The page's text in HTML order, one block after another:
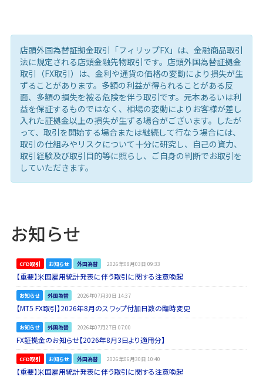
店頭外国為替証拠金取引「フィリップFX」は、金融商品取引
法に規定される店頭金融先物取引です。店頭外国為替証拠金
取引（FX取引）は、金利や通貨の価格の変動により損失が生
ずることがあります。多額の利益が得られることがある反
面、多額の損失を被る危険を伴う取引です。元本あるいは利
益を保証するものではなく、相場の変動によりお客様が差し
入れた証拠金以上の損失が生ずる場合がございます。したが
って、取引を開始する場合または継続して行なう場合には、
取引の仕組みやリスクについて十分に研究し、自己の資力、
取引経験及び取引目的等に照らし、ご自身の判断でお取引を
していただきます。
お知らせ
CFD取引 お知らせ 外国為替 2026年08月03日 09:33
【重要】米国雇用統計発表に伴う取引に関する注意喚起
お知らせ 外国為替 2026年07月30日 14:37
【MT5 FX取引】2026年8月のスワップ付加日数の臨時変更
お知らせ 外国為替 2026年07月27日 07:00
FX証拠金のお知らせ【2026年8月3日より適用分】
CFD取引 お知らせ 外国為替 2026年06月30日 10:40
【重要】米国雇用統計発表に伴う取引に関する注意喚起